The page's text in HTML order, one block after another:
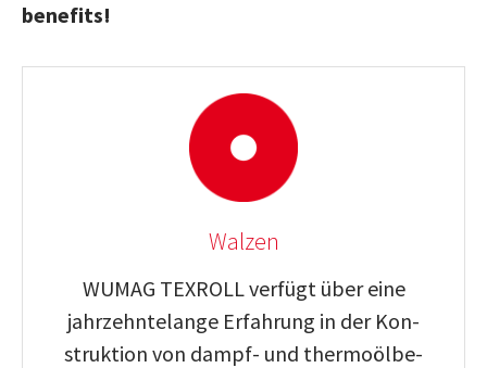
benefits!
Walzen
WUMAG TEXROLL ver­fügt über eine
jahrzehntelange Erfah­rung in der Kon­
struk­tion von dampf- und ther­mo­öl­be­